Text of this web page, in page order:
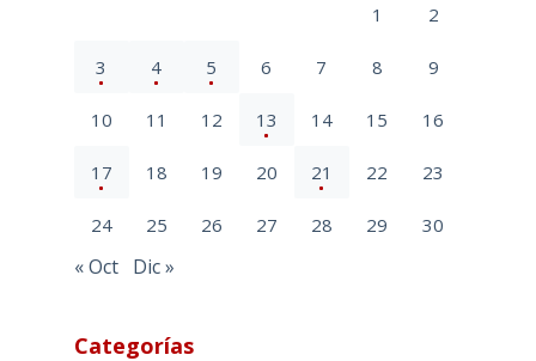
1 2
3 4 5 6 7 8 9
10 11 12 13 14 15 16
17 18 19 20 21 22 23
24 25 26 27 28 29 30
« Oct Dic »
Categorías